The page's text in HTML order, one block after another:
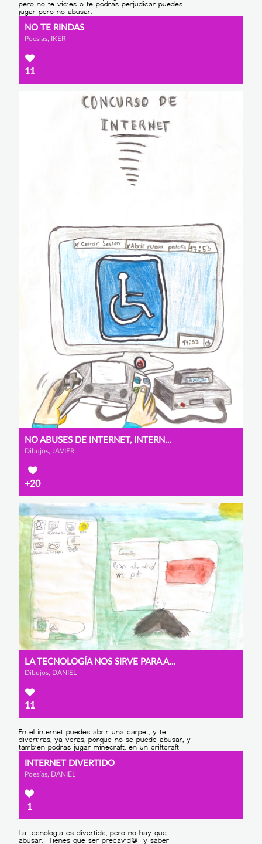
NO TE RINDAS
Poesías, IKER
11
NO ABUSES DE INTERNET, INTERNET TE AYUDA A ENTENDER
Dibujos, JAVIER
+20
LA TECNOLOGÍA NOS SIRVE PARA AYUDAR
Dibujos, DANIEL
11
INTERNET DIVERTIDO
Poesías, DANIEL
1